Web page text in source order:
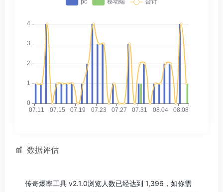
数据评估
传奇爆率工具 v2.1.0浏览人数已经达到 1,396，如你需